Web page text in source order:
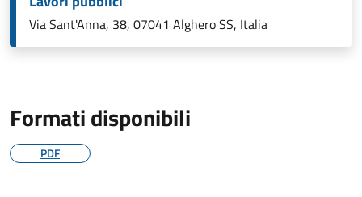
Via Sant'Anna, 38, 07041 Alghero SS, Italia
Formati disponibili
PDF